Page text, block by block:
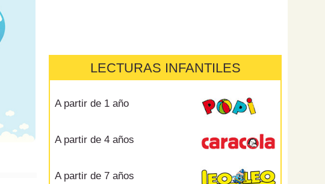
LECTURAS INFANTILES
A partir de 1 año
A partir de 4 años
A partir de 7 años